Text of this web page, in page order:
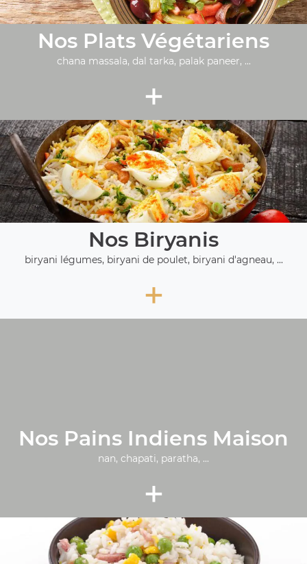
Nos Plats Végétariens
chana massala, dal tarka, palak paneer, ...
+
Nos Biryanis
biryani légumes, biryani de poulet, biryani d'agneau, ...
+
Nos Pains Indiens Maison
nan, chapati, paratha, ...
+